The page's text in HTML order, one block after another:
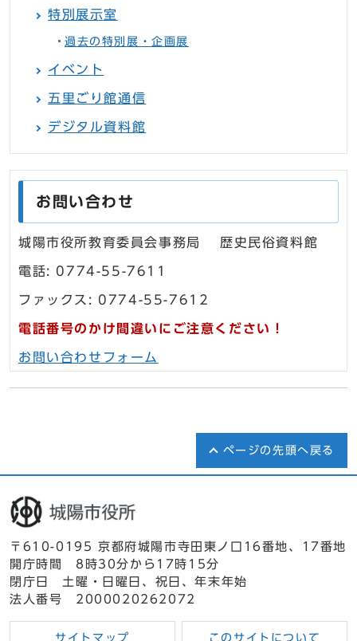
特別展示室
過去の特別展・企画展
イベント
五里ごり館通信
デジタル資料館
お問い合わせ
城陽市役所教育委員会事務局 歴史民俗資料館
電話: 0774-55-7611
ファックス: 0774-55-7612
電話番号のかけ間違いにご注意ください！
お問い合わせフォーム
ページの先頭へ戻る
〒610-0195 京都府城陽市寺田東ノ口16番地、17番地
開庁時間 8時30分から17時15分
閉庁日 土曜・日曜日、祝日、年末年始
法人番号 2000020262072
サイトマップ このサイトについて